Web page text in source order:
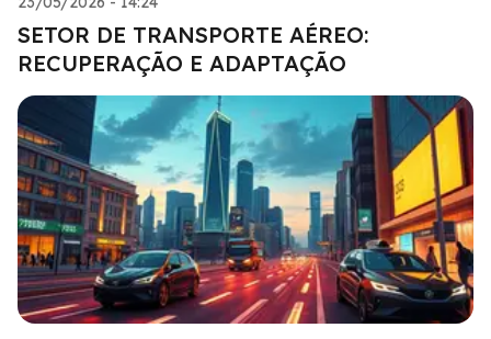
SETOR DE TRANSPORTE AÉREO:
RECUPERAÇÃO E ADAPTAÇÃO